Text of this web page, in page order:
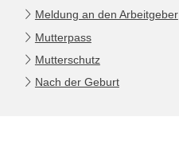
Meldung an den Arbeitgeber
Mutterpass
Mutterschutz
Nach der Geburt